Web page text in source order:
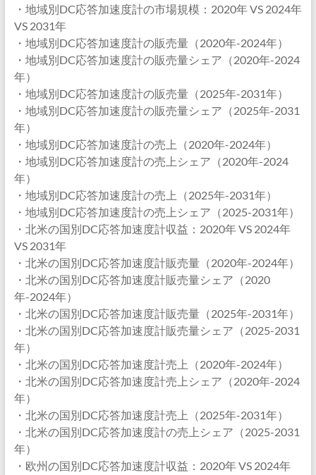
・地域別DC応答加速度計の市場規模：2020年 VS 2024年
VS 2031年
・地域別DC応答加速度計の販売量（2020年-2024年）
・地域別DC応答加速度計の販売量シェア（2020年-2024
年）
・地域別DC応答加速度計の販売量（2025年-2031年）
・地域別DC応答加速度計の販売量シェア（2025年-2031
年）
・地域別DC応答加速度計の売上（2020年-2024年）
・地域別DC応答加速度計の売上シェア（2020年-2024
年）
・地域別DC応答加速度計の売上（2025年-2031年）
・地域別DC応答加速度計の売上シェア（2025-2031年）
・北米の国別DC応答加速度計収益：2020年 VS 2024年
VS 2031年
・北米の国別DC応答加速度計販売量（2020年-2024年）
・北米の国別DC応答加速度計販売量シェア（2020
年-2024年）
・北米の国別DC応答加速度計販売量（2025年-2031年）
・北米の国別DC応答加速度計販売量シェア（2025-2031
年）
・北米の国別DC応答加速度計売上（2020年-2024年）
・北米の国別DC応答加速度計売上シェア（2020年-2024
年）
・北米の国別DC応答加速度計売上（2025年-2031年）
・北米の国別DC応答加速度計の売上シェア（2025-2031
年）
・欧州の国別DC応答加速度計収益：2020年 VS 2024年